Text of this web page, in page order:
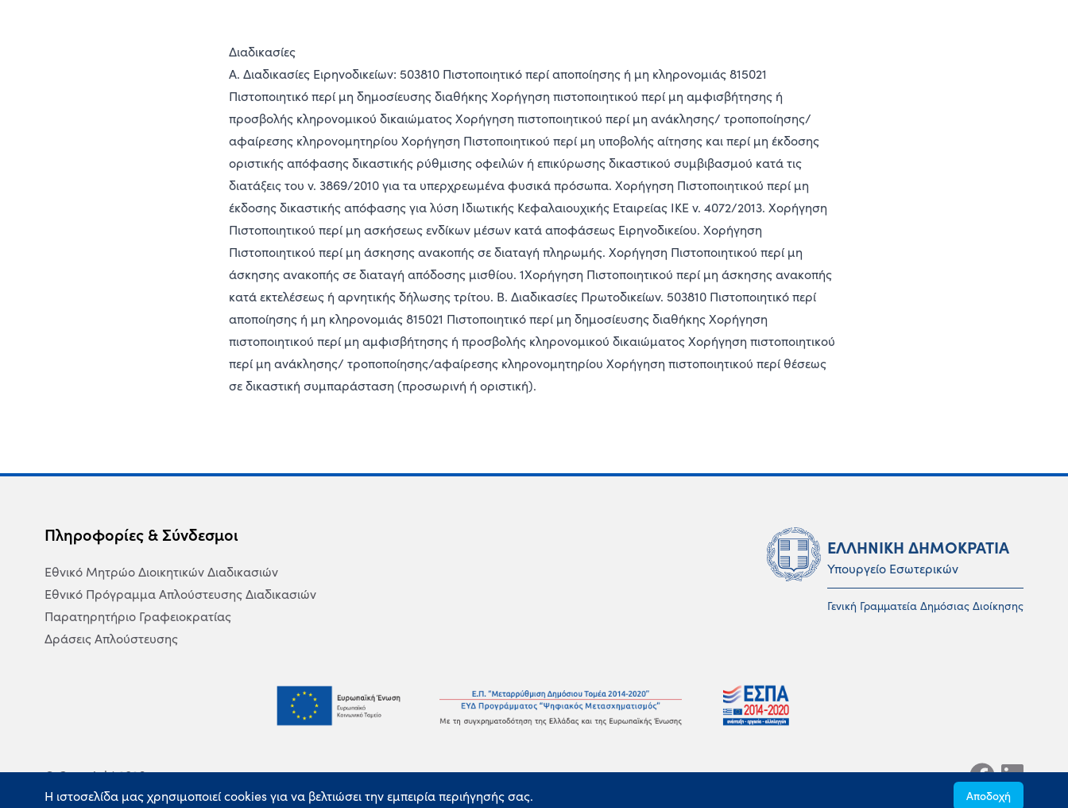
Διαδικασίες
Α. Διαδικασίες Ειρηνοδικείων: 503810 Πιστοποιητικό περί αποποίησης ή μη κληρονομιάς 815021
Πιστοποιητικό περί μη δημοσίευσης διαθήκης Χορήγηση πιστοποιητικού περί μη αμφισβήτησης ή
προσβολής κληρονομικού δικαιώματος Χορήγηση πιστοποιητικού περί μη ανάκλησης/ τροποποίησης/
αφαίρεσης κληρονομητηρίου Χορήγηση Πιστοποιητικού περί μη υποβολής αίτησης και περί μη έκδοσης
οριστικής απόφασης δικαστικής ρύθμισης οφειλών ή επικύρωσης δικαστικού συμβιβασμού κατά τις
διατάξεις του ν. 3869/2010 για τα υπερχρεωμένα φυσικά πρόσωπα. Χορήγηση Πιστοποιητικού περί μη
έκδοσης δικαστικής απόφασης για λύση Ιδιωτικής Κεφαλαιουχικής Εταιρείας ΙΚΕ ν. 4072/2013. Χορήγηση
Πιστοποιητικού περί μη ασκήσεως ενδίκων μέσων κατά αποφάσεως Ειρηνοδικείου. Χορήγηση
Πιστοποιητικού περί μη άσκησης ανακοπής σε διαταγή πληρωμής. Χορήγηση Πιστοποιητικού περί μη
άσκησης ανακοπής σε διαταγή απόδοσης μισθίου. 1Χορήγηση Πιστοποιητικού περί μη άσκησης ανακοπής
κατά εκτελέσεως ή αρνητικής δήλωσης τρίτου. Β. Διαδικασίες Πρωτοδικείων. 503810 Πιστοποιητικό περί
αποποίησης ή μη κληρονομιάς 815021 Πιστοποιητικό περί μη δημοσίευσης διαθήκης Χορήγηση
πιστοποιητικού περί μη αμφισβήτησης ή προσβολής κληρονομικού δικαιώματος Χορήγηση πιστοποιητικού
περί μη ανάκλησης/ τροποποίησης/αφαίρεσης κληρονομητηρίου Χορήγηση πιστοποιητικού περί θέσεως
σε δικαστική συμπαράσταση (προσωρινή ή οριστική).
Πληροφορίες & Σύνδεσμοι
Εθνικό Μητρώο Διοικητικών Διαδικασιών
Εθνικό Πρόγραμμα Απλούστευσης Διαδικασιών
Παρατηρητήριο Γραφειοκρατίας
Δράσεις Απλούστευσης
ΕΛΛΗΝΙΚΗ ΔΗΜΟΚΡΑΤΙΑ
Υπουργείο Εσωτερικών
Γενική Γραμματεία Δημόσιας Διοίκησης
© Copyright 2026
Η ιστοσελίδα μας χρησιμοποιεί cookies για να βελτιώσει την εμπειρία περιήγησής σας.
Αποδοχή